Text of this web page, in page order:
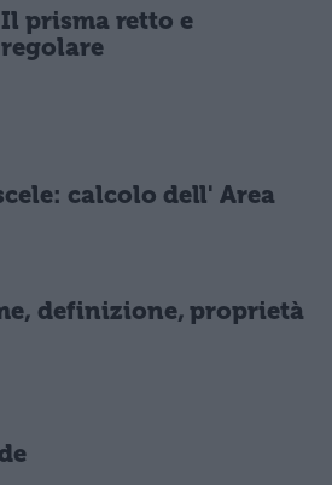
Il prisma retto e
regolare
calcolo dell' Area
definizione, proprietà